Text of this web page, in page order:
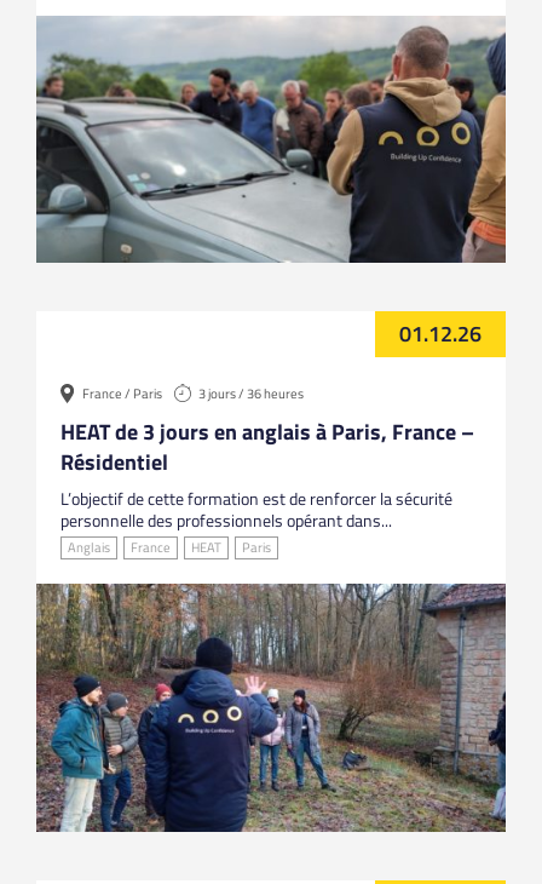
01.12.26
France / Paris 3 jours / 36 heures
HEAT de 3 jours en anglais à Paris, France –
Résidentiel
L’objectif de cette formation est de renforcer la sécurité
personnelle des professionnels opérant dans...
Anglais France HEAT Paris